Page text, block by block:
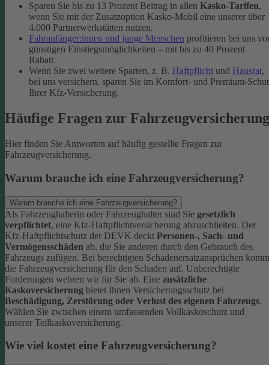
Sparen Sie bis zu 13 Prozent Beitrag in allen Kasko-Tarifen,
wenn Sie mit der Zusatzoption Kasko-Mobil eine unserer über
4.000 Partnerwerkstätten nutzen.
Fahranfänger:innen und junge Menschen profitieren bei uns
günstigen Einstiegsmöglichkeiten – mit bis zu 40 Prozent
Rabatt.
Wenn Sie zwei weitere Sparten, z. B. Haftpflicht und Hausrat,
bei uns versichern, sparen Sie im Komfort- und Premium-
Ihrer Kfz-Versicherung.
Häufige Fragen zur Fahrzeugversicherung
Hier finden Sie Antworten auf häufig gestellte Fragen zur
Fahrzeugversicherung.
Warum brauche ich eine Fahrzeugversicherung?
Warum brauche ich eine Fahrzeugversicherung?
Als Fahrzeughalterin oder Fahrzeughalter sind Sie gesetzlich
verpflichtet, eine Kfz-Haftpflichtversicherung abzuschließen. Der
Kfz-Haftpflichtschutz der DEVK deckt Personen-, Sach- und
Vermögensschäden ab, die Sie anderen durch den Gebrauch des
Fahrzeugs zufügen. Bei berechtigten Schadenersatzansprüchen
die Fahrzeugversicherung für den Schaden auf. Unberechtigte
Forderungen wehren wir für Sie ab. Eine zusätzliche
Kaskoversicherung bietet Ihnen Versicherungsschutz bei
Beschädigung, Zerstörung oder Verlust des eigenen Fahrzeugs.
Wählen Sie zwischen einem umfassenden Vollkaskoschutz und
unserer Teilkaskoversicherung.
Wie viel kostet eine Fahrzeugversicherung?